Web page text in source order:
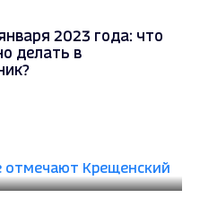
2023 года: что
делать в